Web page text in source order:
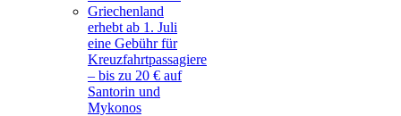
Griechenland
erhebt ab 1. Juli
eine Gebühr für
Kreuzfahrtpassagiere
– bis zu 20 € auf
Santorin und
Mykonos